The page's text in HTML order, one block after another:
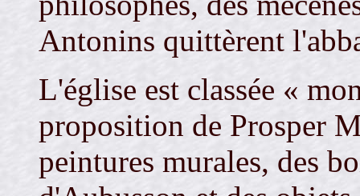
Antonins quittèrent
L'église est classée «
proposition de Prosper
peintures murales, des